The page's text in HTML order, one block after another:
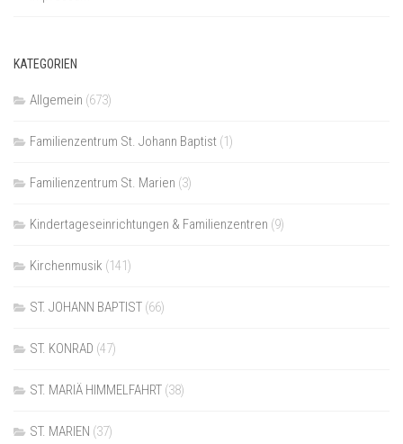
KATEGORIEN
Allgemein (673)
Familienzentrum St. Johann Baptist (1)
Familienzentrum St. Marien (3)
Kindertageseinrichtungen & Familienzentren (9)
Kirchenmusik (141)
ST. JOHANN BAPTIST (66)
ST. KONRAD (47)
ST. MARIÄ HIMMELFAHRT (38)
ST. MARIEN (37)